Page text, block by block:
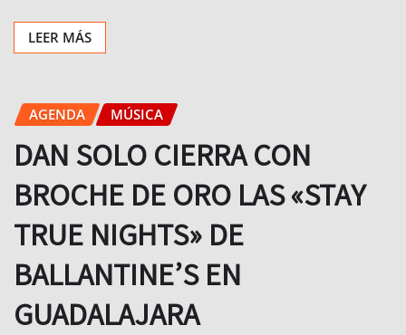
LEER MÁS
AGENDA MÚSICA
DAN SOLO CIERRA CON
BROCHE DE ORO LAS «STAY
TRUE NIGHTS» DE
BALLANTINE’S EN
GUADALAJARA